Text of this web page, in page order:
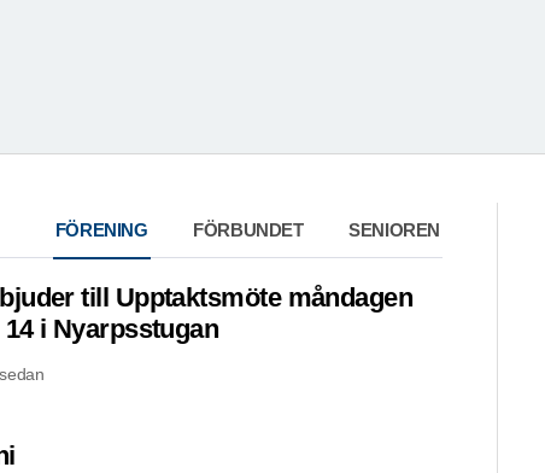
FÖRENING FÖRBUNDET SENIOREN
till Upptaktsmöte måndagen
i Nyarpsstugan